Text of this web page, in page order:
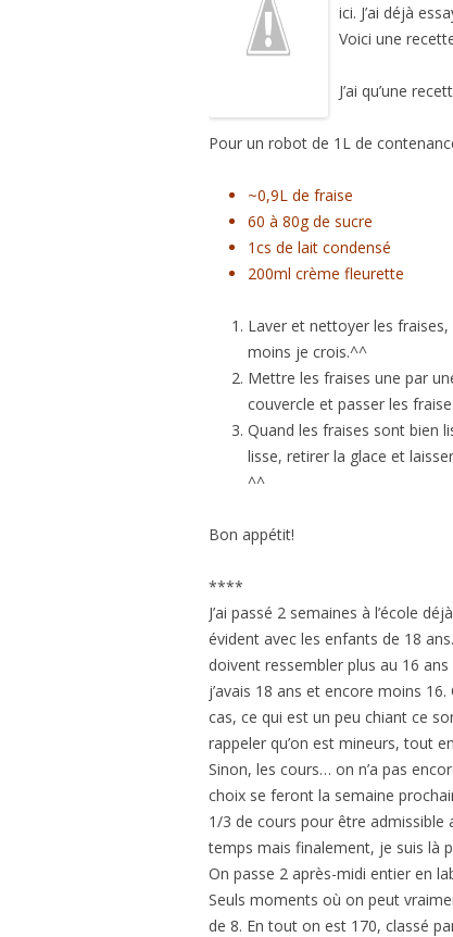
ici. J’ai déjà
Voici une
J’ai qu’une
Pour un robot de 1L de
~0,9L de fraise
60 à 80g de sucre
1cs de lait condensé
200ml crème fleurette
Laver et nettoyer les
moins je crois.^^
Mettre les fraises une par
couvercle et passer les
Quand les fraises sont bien
lisse, retirer la glace et
^^
Bon appétit!
****
J’ai passé 2 semaines à l’école
évident avec les enfants de 18
doivent ressembler plus au 16
j’avais 18 ans et encore moins
cas, ce qui est un peu chiant ce
rappeler qu’on est mineurs, tout
Sinon, les cours… on n’a pas
choix se feront la semaine
1/3 de cours pour être admissible
temps mais finalement, je suis là
On passe 2 après-midi entier en
Seuls moments où on peut
de 8. En tout on est 170, classé